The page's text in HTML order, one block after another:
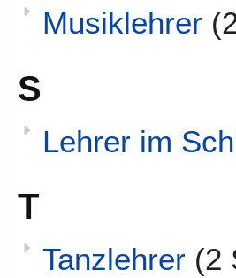
Musiklehrer
S
Lehrer im
T
Tanzlehrer (2